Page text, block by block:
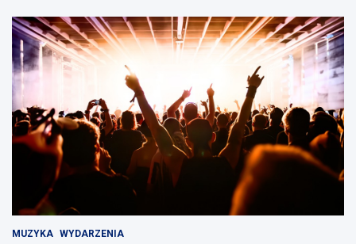
MUZYKA WYDARZENIA